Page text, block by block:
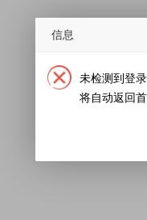
信息
未检测到登
将自动返回